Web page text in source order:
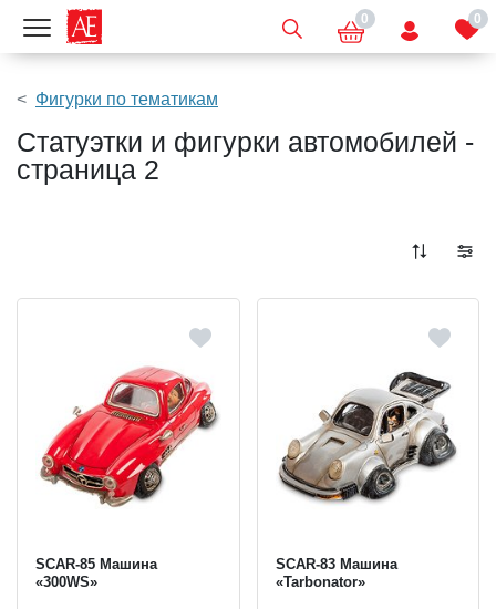
Показать меню 0 0
Фигурки по тематикам
Статуэтки и фигурки автомобилей -
страница 2
SCAR-85 Машина
«300WS»
SCAR-83 Машина
«Tarbonator»